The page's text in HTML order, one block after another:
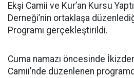
Ekşi Camii ve Kur’an Kursu
Derneği’nin ortaklaşa
Programı gerçekleştirildi.
Cuma namazı öncesinde
Camii’nde düzenlenen